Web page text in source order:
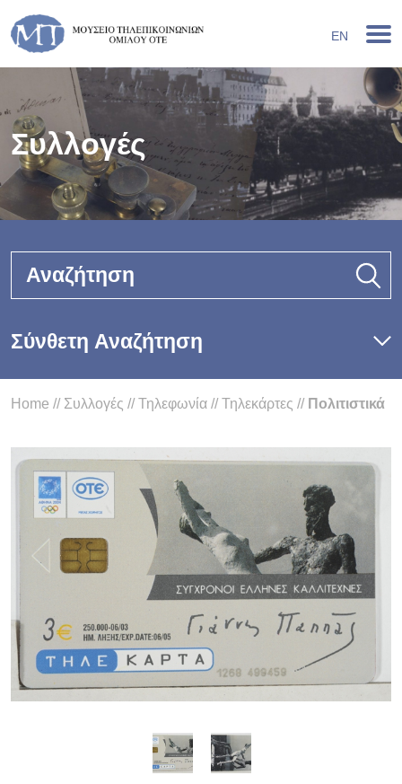
EN
Συλλογές
Αναζήτηση
Σύνθετη Αναζήτηση
Home // Συλλογές //Τηλεφωνία //Τηλεκάρτες // Πολιτιστικά